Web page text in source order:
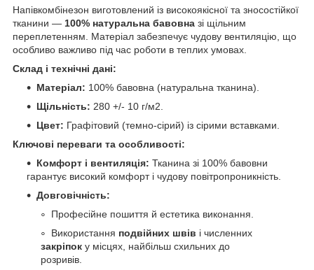
Напівкомбінезон виготовлений із високоякісної та зносостійкої
тканини — 100% натуральна бавовна зі щільним
переплетенням. Матеріал забезпечує чудову вентиляцію, що
особливо важливо під час роботи в теплих умовах.
Склад і технічні дані:
Матеріал: 100% бавовна (натуральна тканина).
Щільність: 280 +/- 10 г/м2.
Цвет: Графітовий (темно-сірий) із сірими вставками.
Ключові переваги та особливості:
Комфорт і вентиляція: Тканина зі 100% бавовни
гарантує високий комфорт і чудову повітропроникність.
Довговічність:
Професійне пошиття й естетика виконання.
Використання подвійних швів і численних
закріпок у місцях, найбільш схильних до
розривів.